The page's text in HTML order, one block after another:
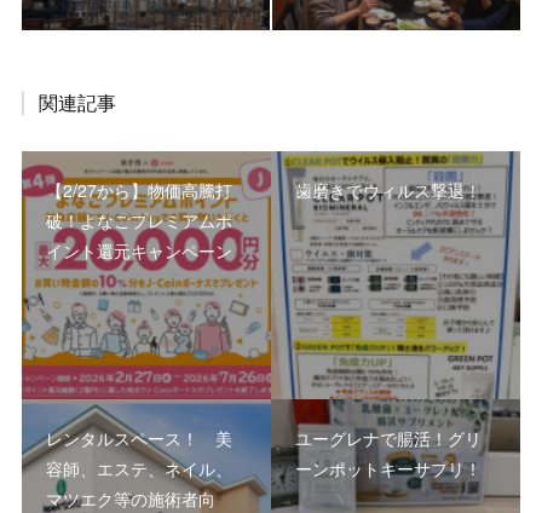
関連記事
【2/27から】物価高騰打
破！よなごプレミアムポ
イント還元キャンペーン
歯磨きでウィルス撃退！
レンタルスペース！ 美
容師、エステ、ネイル、
マツエク等の施術者向
ユーグレナで腸活！グリ
ーンポットキーサプリ！